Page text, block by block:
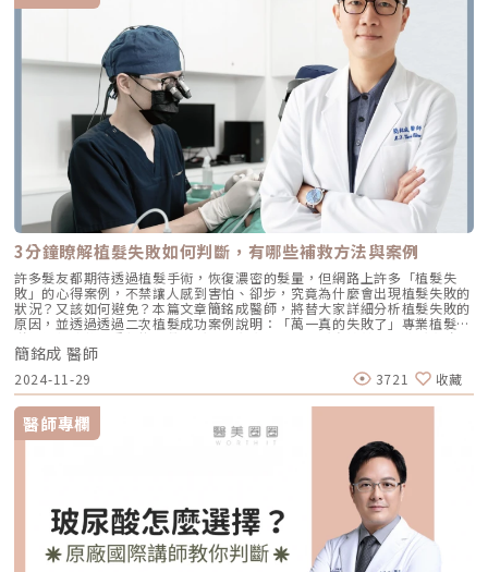
3分鐘瞭解植髮失敗如何判斷，有哪些補救方法與案例
許多髮友都期待透過植髮手術，恢復濃密的髮量，但網路上許多「植髮失
敗」的心得案例，不禁讓人感到害怕、卻步，究竟為什麼會出現植髮失敗的
狀況？又該如何避免？本篇文章簡銘成醫師，將替大家詳細分析植髮失敗的
原因，並透過透過二次植髮成功案例說明：「萬一真的失敗了」專業植髮團
隊該如何補救，重新找回豐沛髮量，和宛如天生的髮際線輪廓。植髮失敗如
何定義、判斷？植髮失敗會出現哪些情況？網路上充斥許多植髮失敗的文
章，讓許多髮友因此卻步，擔心花了時間、金錢，效果卻不如預期，究竟該
如何定義植髮失敗？簡銘成醫師貼心整理出3大關鍵，幫助髮友釐清術後成
效：1.毛囊存活率低「時間」是影響毛囊存活率最重要的關鍵，當毛囊在頭
皮外的逗留時間越長，存活率就會大幅下降，導致術後，頭髮未能如預期般
重新長出來。2.術後疤痕、結痂植髮屬於微創手術，因此術後仍會有微小的
傷口及疤痕，許多人會因為擔心傷害到剛植入的毛囊或是術後傷口而不敢洗
頭，但其實術後的頭皮清潔相當重要，不洗頭不僅可能造成傷口感染，還會
讓植髮區的結痂影響到術後頭髮生長狀況。3.毛流不順，髮際線不自然（圖
／首盛診所-簡銘成醫師提供）毛囊種植的角度與方向，都會影響髮際線自
然度及毛流走向，因此植髮時醫師必須配合原生毛髮的髮流方向及角度，將
毛囊植入事先規劃的區域，才能達到自然美觀的效果。 因此，簡銘成醫師
在植髮時，會根據患者頭髮的生長狀況排列出微微不規則的鋸齒狀，而種植
毛囊時則會依據理想的視覺密度，在髮際線最前緣兩排的區域，植入最細的
毛囊，靠近原生髮的部分則是植入多髮毛囊，打造出宛如天生的自然髮流。
簡銘成 醫師
2024-11-29 3721 收藏
醫師專欄